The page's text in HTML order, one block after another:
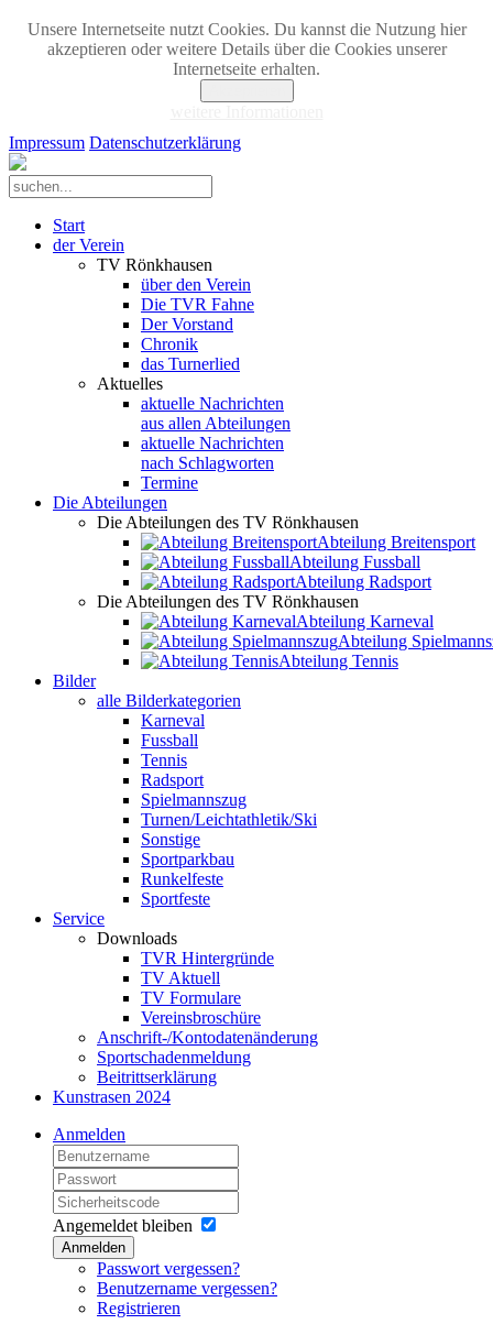
Unsere Internetseite nutzt Cookies. Du kannst die Nutzung hier
akzeptieren oder weitere Details über die Cookies unserer
Internetseite erhalten.
Impressum Datenschutzerklärung
Start
der Verein
TV Rönkhausen
über den Verein
Die TVR Fahne
Der Vorstand
Chronik
das Turnerlied
Aktuelles
aktuelle Nachrichten
aus allen Abteilungen
aktuelle Nachrichten
nach Schlagworten
Termine
Die Abteilungen
Die Abteilungen des TV Rönkhausen
Abteilung Breitensport
Abteilung Fussball
Abteilung Radsport
Die Abteilungen des TV Rönkhausen
Abteilung Karneval
Abteilung
Abteilung Tennis
Bilder
alle Bilderkategorien
Karneval
Fussball
Tennis
Radsport
Spielmannszug
Turnen/Leichtathletik/Ski
Sonstige
Sportparkbau
Runkelfeste
Sportfeste
Service
Downloads
TVR Hintergründe
TV Aktuell
TV Formulare
Vereinsbroschüre
Anschrift-/Kontodatenänderung
Sportschadenmeldung
Beitrittserklärung
Kunstrasen 2024
Anmelden
Angemeldet bleiben
Anmelden
Passwort vergessen?
Benutzername vergessen?
Registrieren